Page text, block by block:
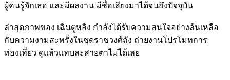
ผู้คนรู้จักเธอ และมีผลงาน มีชื่อเสียงมาได้จนถึงปัจจุบัน
ล่าสุดภาพของ เฉินตูหลิง กำลังได้รับความสนใจอย่างล้นเหลือ
กับความงามสะพรั่งในชุดราชวงศ์ถัง ถ่ายงานโปรโมทการ
ท่องเที่ยว ดูแล้วแทบละสายตาไม่ได้เลย